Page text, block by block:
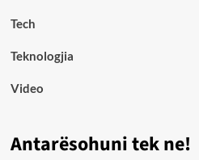
Tech
Teknologjia
Video
Antarësohuni tek ne!